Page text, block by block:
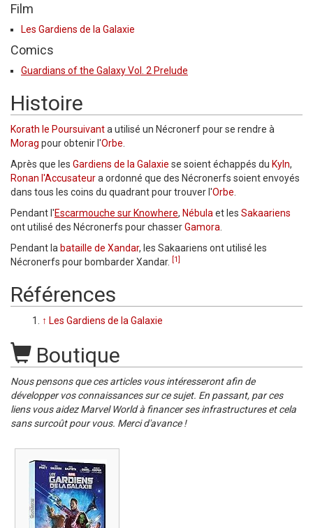
Film
Les Gardiens de la Galaxie
Comics
Guardians of the Galaxy Vol. 2 Prelude
Histoire
Korath le Poursuivanta utilisé un Nécronerf pour se rendre à
Morag pour obtenir l'Orbe.
Après que les Gardiens de la Galaxie se soient échappés du Kyln,
Ronan l'Accusateura ordonné que des Nécronerfs soient envoyés
dans tous les coins du quadrant pour trouver l'Orbe.
Pendant l'Escarmouche sur Knowhere, Nébulaet les Sakaariens
ont utilisé des Nécronerfs pour chasserGamora.
Pendant la bataille de Xandar, les Sakaariens ont utilisé les
Nécronerfs pour bombarder Xandar. [1]
Références
↑ Les Gardiens de la Galaxie
Boutique
Nous pensons que ces articles vous intéresseront afin de
développer vos connaissances sur ce sujet. En passant, par ces
liens vous aidez Marvel World à financer ses infrastructures et cela
sans surcoût pour vous. Merci d'avance !